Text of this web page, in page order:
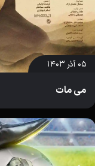
۰۵ آذر ۱۴۰۳
می مات